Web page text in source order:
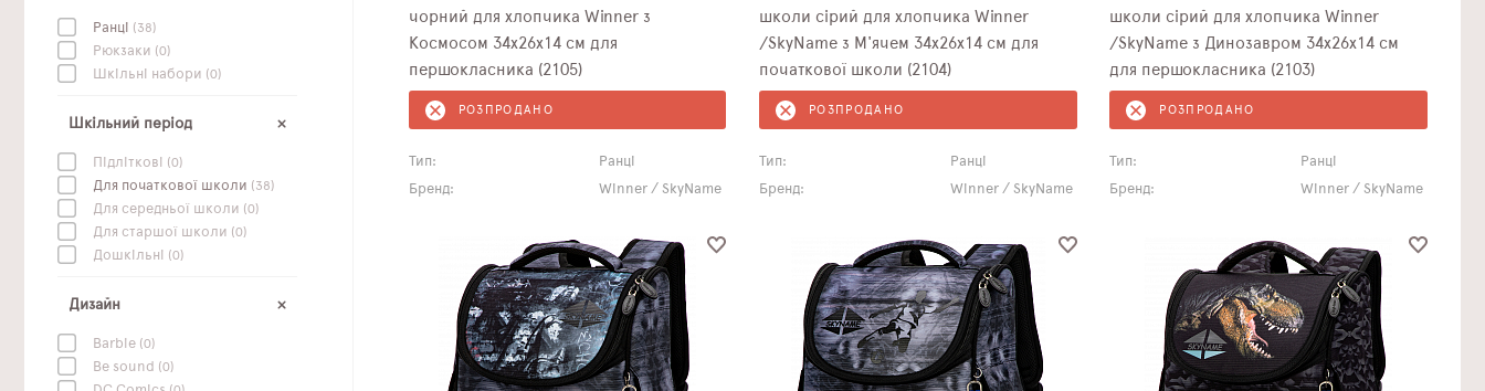
Ранці (38)
Рюкзаки (0)
Шкільні набори (0)
Шкільний період
Підліткові (0)
Для початкової школи (38)
Для середньої школи (0)
Для старшої школи (0)
Дошкільні (0)
Дизайн
Barbie (0)
Be sound (0)
чорний для хлопчика Winner з
Космосом 34х26х14 см для
першокласника (2105)
РОЗПРОДАНО
Тип:
Ранці
Бренд:
Winner / SkyName
школи сірий для хлопчика Winner
/SkyName з М'ячем 34х26х14 см для
початкової школи (2104)
РОЗПРОДАНО
Тип:
Ранці
Бренд:
Winner / SkyName
школи сірий для хлопчика Winner
/SkyName з Динозавром 34х26х14 см
для першокласника (2103)
РОЗПРОДАНО
Тип:
Ранці
Бренд:
Winner / SkyName